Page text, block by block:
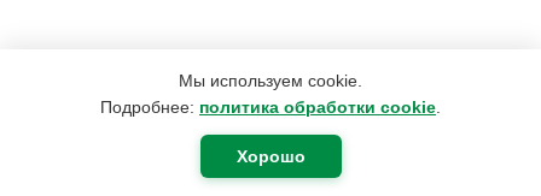
Мы используем cookie.
Подробнее: политика обработки cookie
Хорошо